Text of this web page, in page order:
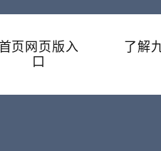
首页网页版入
口
了解